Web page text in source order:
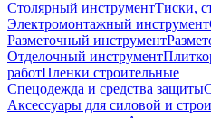
Столярный инструментТиски,
Электромонтажный инструмент
Разметочный инструмент
Отделочный инструмент
работПленки строительные
Спецодежда и средства защиты
Аксессуары для силовой и